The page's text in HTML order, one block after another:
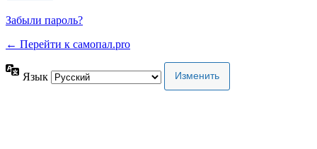
Забыли пароль?
← Перейти к самопал.pro
Язык